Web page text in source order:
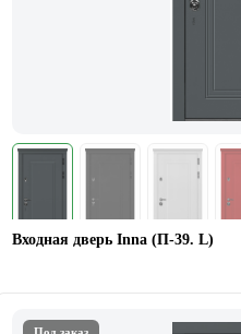
Входная дверь Inna (П-39. L)